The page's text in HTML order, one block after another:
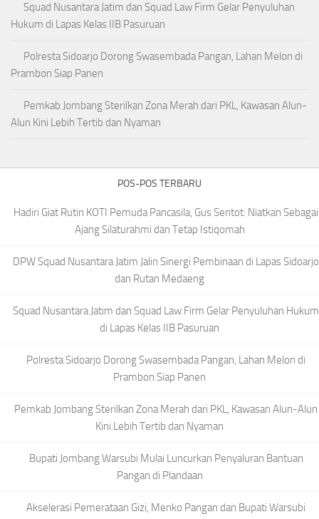
Squad Nusantara Jatim dan Squad Law Firm Gelar Penyuluhan
Hukum di Lapas Kelas IIB Pasuruan
Polresta Sidoarjo Dorong Swasembada Pangan, Lahan Melon di
Prambon Siap Panen
Pemkab Jombang Sterilkan Zona Merah dari PKL, Kawasan Alun-
Alun Kini Lebih Tertib dan Nyaman
POS-POS TERBARU
Hadiri Giat Rutin KOTI Pemuda Pancasila, Gus Sentot: Niatkan Sebagai
Ajang Silaturahmi dan Tetap Istiqomah
DPW Squad Nusantara Jatim Jalin Sinergi Pembinaan di Lapas Sidoarjo
dan Rutan Medaeng
Squad Nusantara Jatim dan Squad Law Firm Gelar Penyuluhan Hukum
di Lapas Kelas IIB Pasuruan
Polresta Sidoarjo Dorong Swasembada Pangan, Lahan Melon di
Prambon Siap Panen
Pemkab Jombang Sterilkan Zona Merah dari PKL, Kawasan Alun-Alun
Kini Lebih Tertib dan Nyaman
Bupati Jombang Warsubi Mulai Luncurkan Penyaluran Bantuan
Pangan di Plandaan
Akselerasi Pemerataan Gizi, Menko Pangan dan Bupati Warsubi